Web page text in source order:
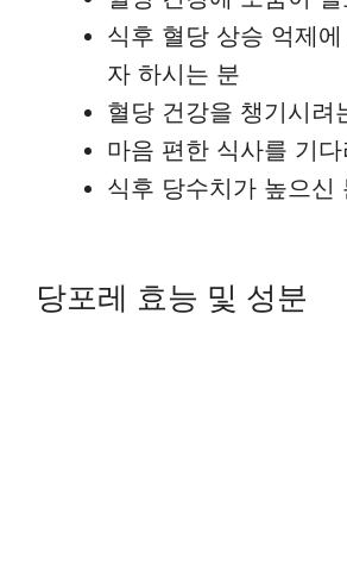
식후 혈당 상승 억제
자 하시는 분
혈당 건강을 챙기시려
마음 편한 식사를 기
식후 당수치가 높으신
당포레 효능 및 성분